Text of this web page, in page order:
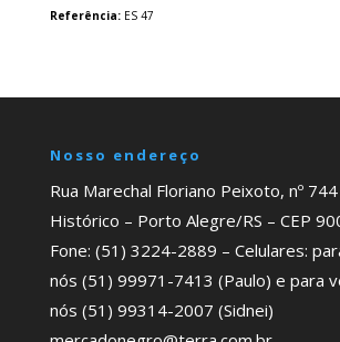
Referência:ES 47
Nosso endereço
Rua Marechal Floriano Peixoto, nº
Histórico – Porto Alegre/RS – CEP
Fone: (51) 3224-2889 – Celulares:
nós (51) 99971-7413 (Paulo) e para
nós (51) 99314-2007 (Sidnei)